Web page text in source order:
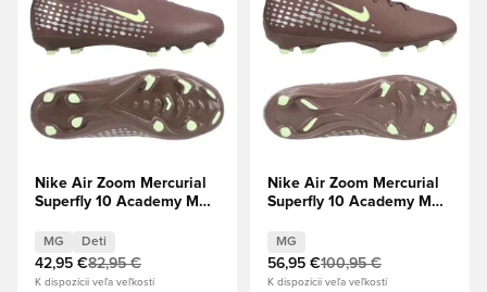
Nike Air Zoom Mercurial
Superfly 10 Academy MG
Plum Eclipse/Metalická
strieborná Deti
MG Deti
42,95 €82,95 €
K dispozícii veľa veľkostí
Nike Air Zoom Mercurial
Superfly 10 Academy MG
Plum Eclipse/Metalická
strieborná
MG
56,95 €100,95 €
K dispozícii veľa veľkostí